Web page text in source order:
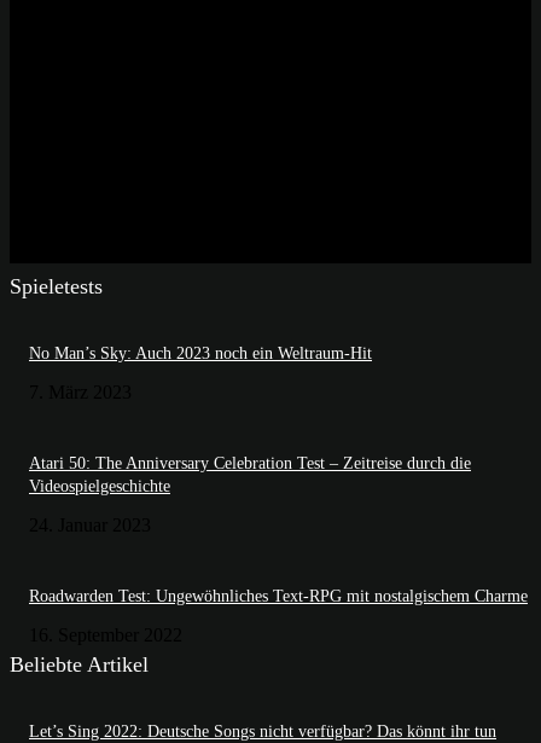
Spieletests
No Man’s Sky: Auch 2023 noch ein Weltraum-Hit
Atari 50: The Anniversary Celebration Test – Zeitreise durch die
Videospielgeschichte
Roadwarden Test: Ungewöhnliches Text-RPG mit nostalgischem Charme
Beliebte Artikel
Let’s Sing 2022: Deutsche Songs nicht verfügbar? Das könnt ihr tun